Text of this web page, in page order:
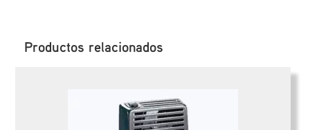
Productos relacionados